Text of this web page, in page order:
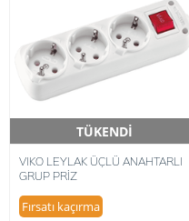
TÜKENDİ
Hızlı Teslimat
VIKO LEYLAK ÜÇLÜ ANAHTARLI
GRUP PRİZ
Fırsatı kaçırma